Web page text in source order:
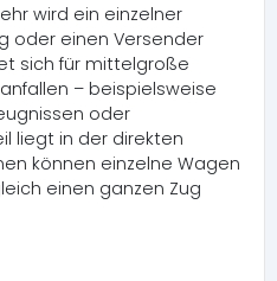
wird ein einzelner
oder einen Versender
sich für mittelgroße
– beispielsweise
oder
liegt in der direkten
können einzelne Wagen
einen ganzen Zug